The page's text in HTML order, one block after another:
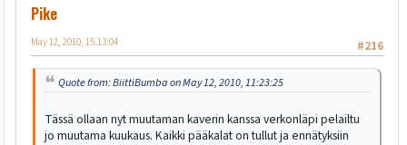
Pike
#216
May 12, 2010, 15:13:04
Quote from: BiittiBumba on May 12, 2010, 11:23:25
Tässä ollaan nyt muutaman kaverin kanssa verkonläpi pelailtu
jo muutama kuukaus. Kaikki pääkalat on tullut ja ennätyksiin